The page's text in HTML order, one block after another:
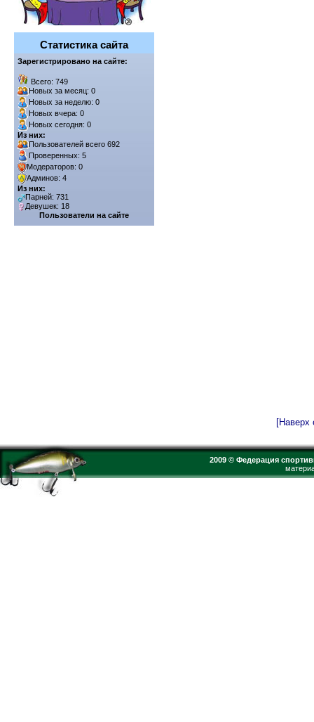
Статистика сайта
Зарегистрировано на сайте:
Всего: 749
Новых за месяц: 0
Новых за неделю: 0
Новых вчера: 0
Новых сегодня: 0
Из них:
Пользователей всего 692
Проверенных: 5
Модераторов: 0
Админов: 4
Из них:
Парней: 731
Девушек: 18
Пользователи на сайте
[Наверх
2009 © Федерация